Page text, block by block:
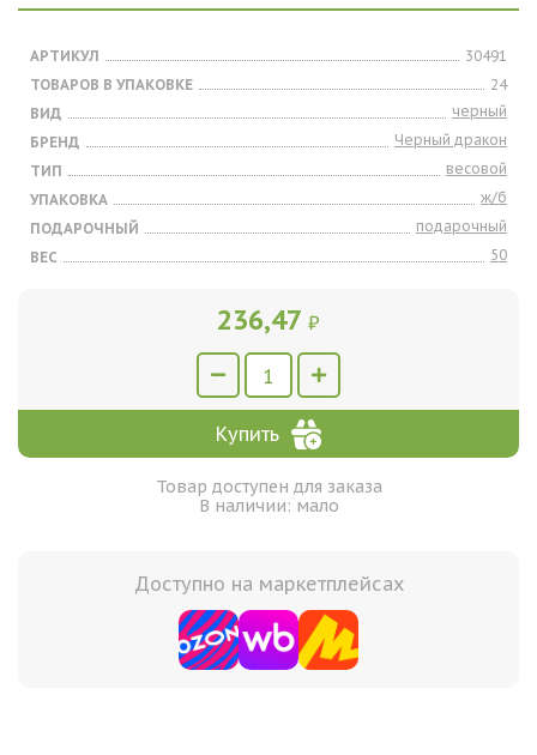
АРТИКУЛ
30491
ТОВАРОВ В УПАКОВКЕ
24
ВИД
черный
БРЕНД
Черный дракон
ТИП
весовой
УПАКОВКА
ж/б
ПОДАРОЧНЫЙ
подарочный
ВЕС
50
236,47 ₽
Купить
Товар доступен для заказа
В наличии: мало
Доступно на маркетплейсах